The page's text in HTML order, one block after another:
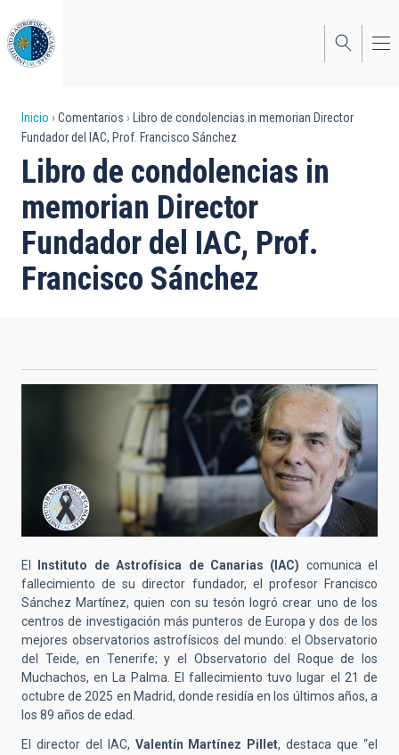
al
contenido
principal
Sobrescribir
enlaces
de
ayuda
a
la
Inicio Comentarios
Libro de condolencias in memorian Director
Fundador del IAC, Prof. Francisco Sánchez
Libro de condolencias in
memorian Director
Fundador del IAC, Prof.
Francisco Sánchez
El Instituto de Astrofísica de Canarias (IAC) comunica el
fallecimiento de su director fundador, el profesor Francisco
Sánchez Martínez, quien con su tesón logró crear uno de los
centros de investigación más punteros de Europa y dos de los
mejores observatorios astrofísicos del mundo: el Observatorio
del Teide, en Tenerife; y el Observatorio del Roque de los
Muchachos, en La Palma. El fallecimiento tuvo lugar el 21 de
octubre de 2025 en Madrid, donde residía en los últimos años, a
los 89 años de edad.
El director del IAC, Valentín Martínez Pillet, destaca que “el